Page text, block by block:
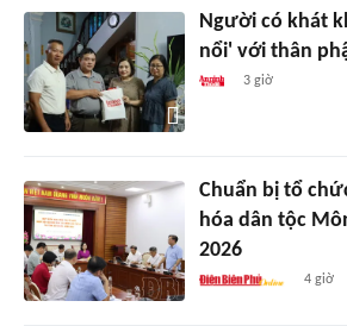
Người có khát
nổi' với thân
3 giờ
Chuẩn bị tổ
hóa dân tộc
2026
4 giờ